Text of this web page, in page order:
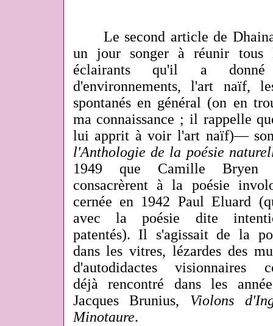
Le second article de
un jour songer à réunir tous
éclairants qu'il a
d'environnements, l'art naïf,
spontanés en général (on en
ma connaissance ; il rappelle
lui apprit à voir l'art naïf)—
l'Anthologie de la poésie
1949 que Camille Bryen
consacrèrent à la poésie
cernée en 1942 Paul Eluard
avec la poésie dite
patentés). Il s'agissait de la
dans les vitres, lézardes des
d'autodidactes
déjà rencontré dans les
Jacques Brunius, Violons
Minotaure.